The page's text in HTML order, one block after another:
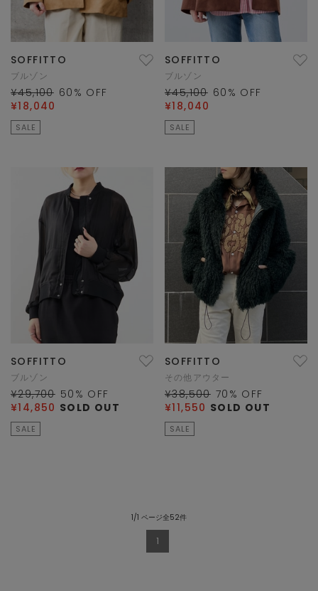
SOFFITTO
ブルゾン
¥45,100 60 % OFF
¥18,040
SALE
SOFFITTO
ブルゾン
¥45,100 60 % OFF
¥18,040
SALE
SOFFITTO
ブルゾン
¥29,700 50 % OFF
¥14,850 SOLD OUT
SALE
SOFFITTO
その他アウター
¥38,500 70 % OFF
¥11,550 SOLD OUT
SALE
1/1 ページ全52件
1